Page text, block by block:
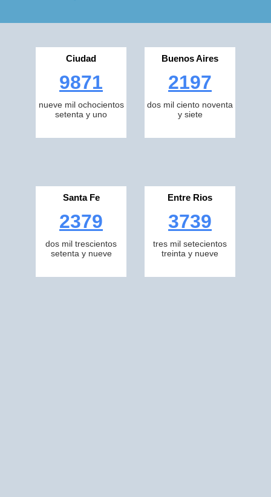
Ciudad
9871
nueve mil ochocientos
setenta y uno
Buenos Aires
2197
dos mil ciento noventa
y siete
Santa Fe
2379
dos mil trescientos
setenta y nueve
Entre Rios
3739
tres mil setecientos
treinta y nueve